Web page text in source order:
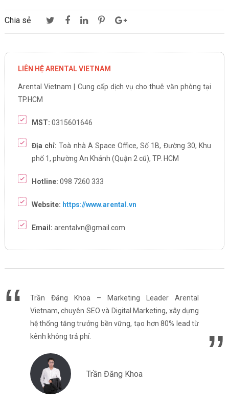
Chia sẻ
LIÊN HỆ ARENTAL VIETNAM
Arental Vietnam | Cung cấp dịch vụ cho thuê văn phòng tại
TP.HCM
MST: 0315601646
Địa chỉ: Toà nhà A Space Office, Số 1B, Đường 30, Khu
phố 1, phường An Khánh (Quận 2 cũ), TP. HCM
Hotline: 098 7260 333
Website: https://www.arental.vn
Email: arentalvn@gmail.com
Trần Đăng Khoa – Marketing Leader Arental
Vietnam, chuyên SEO và Digital Marketing, xây dựng
hệ thống tăng trưởng bền vững, tạo hơn 80% lead từ
kênh không trả phí.
Trần Đăng Khoa